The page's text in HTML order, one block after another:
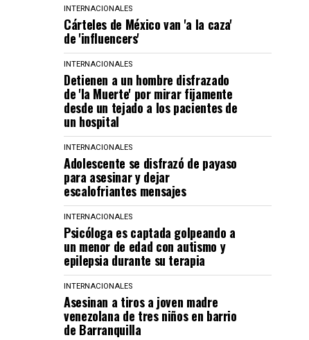
INTERNACIONALES
Cárteles de México van 'a la caza'
de 'influencers'
INTERNACIONALES
Detienen a un hombre disfrazado
de 'la Muerte' por mirar fijamente
desde un tejado a los pacientes de
un hospital
INTERNACIONALES
Adolescente se disfrazó de payaso
para asesinar y dejar
escalofriantes mensajes
INTERNACIONALES
Psicóloga es captada golpeando a
un menor de edad con autismo y
epilepsia durante su terapia
INTERNACIONALES
Asesinan a tiros a joven madre
venezolana de tres niños en barrio
de Barranquilla